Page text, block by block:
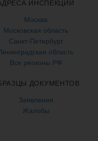
ИНСПЕКЦИЙ
Москва
Московская область
Санкт-Петербург
область
Все регионы РФ
ДОКУМЕНТОВ
Заявления
Жалобы